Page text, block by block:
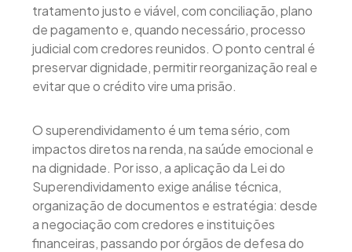
tratamento justo e viável, com conciliação, plano
de pagamento e, quando necessário, processo
judicial com credores reunidos. O ponto central é
preservar dignidade, permitir reorganização real e
evitar que o crédito vire uma prisão.
O superendividamento é um tema sério, com
impactos diretos na renda, na saúde emocional e
na dignidade. Por isso, a aplicação da Lei do
Superendividamento exige análise técnica,
organização de documentos e estratégia: desde
a negociação com credores e instituições
financeiras, passando por órgãos de defesa do